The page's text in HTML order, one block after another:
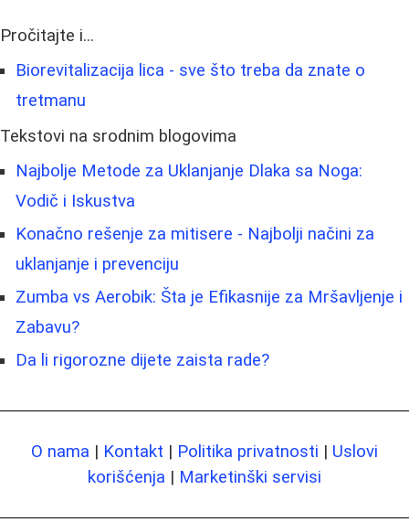
Pročitajte i...
Biorevitalizacija lica - sve što treba da znate o
tretmanu
Tekstovi na srodnim blogovima
Najbolje Metode za Uklanjanje Dlaka sa Noga:
Vodič i Iskustva
Konačno rešenje za mitisere - Najbolji načini za
uklanjanje i prevenciju
Zumba vs Aerobik: Šta je Efikasnije za Mršavljenje i
Zabavu?
Da li rigorozne dijete zaista rade?
O nama | Kontakt | Politika privatnosti | Uslovi
korišćenja | Marketinški servisi